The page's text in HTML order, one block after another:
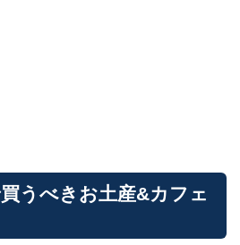
うべきお土産&カフェ